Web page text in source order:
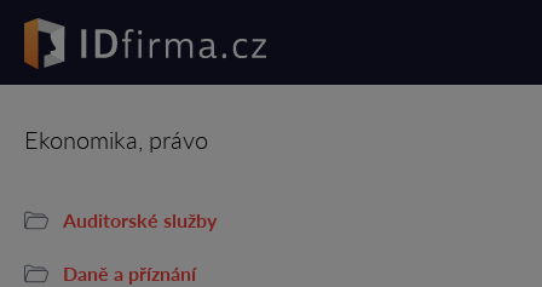
Ekonomika, právo
Auditorské služby
Daně a příznání